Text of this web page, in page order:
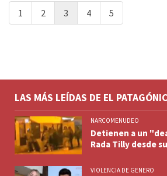
1 2 3 4 5
LAS MÁS LEÍDAS DE EL
NARCOMENUDEO
Detienen a un
Rada Tilly desde
VIOLENCIA DE GENERO